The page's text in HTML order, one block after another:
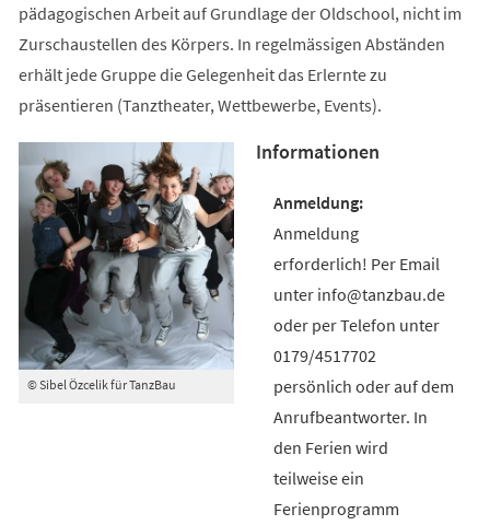
pädagogischen Arbeit auf Grundlage der Oldschool, nicht im
Zurschaustellen des Körpers. In regelmässigen Abständen
erhält jede Gruppe die Gelegenheit das Erlernte zu
präsentieren (Tanztheater, Wettbewerbe, Events).
© Sibel Özcelik für TanzBau
Informationen
Anmeldung
erforderlich! Per Email
unter info@tanzbau.de
oder per Telefon unter
0179/4517702
persönlich oder auf dem
Anrufbeantworter. In
den Ferien wird
teilweise ein
Ferienprogramm